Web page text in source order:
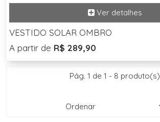
VESTIDO SOLAR OMBRO
A partir de R$ 289,90
Pág. 1 de 1 - 8 produto(s)